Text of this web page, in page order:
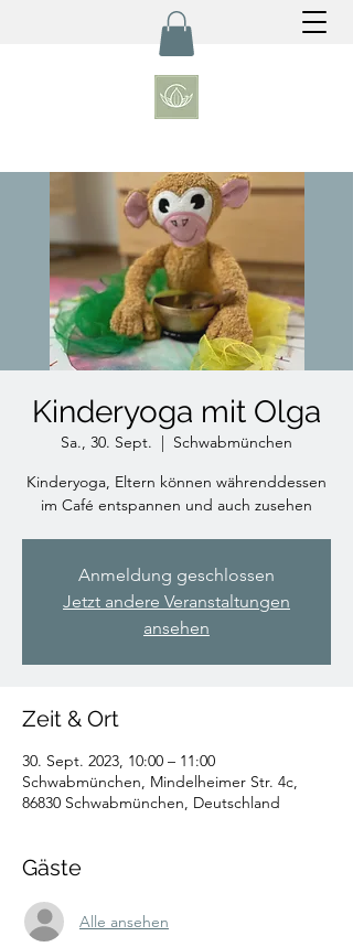
Kinderyoga mit Olga
Sa., 30. Sept.
  |
Schwabmünchen
Kinderyoga, Eltern können währenddessen
im Café entspannen und auch zusehen
Anmeldung geschlossen
Jetzt andere Veranstaltungen
ansehen
Zeit & Ort
30. Sept. 2023, 10:00 – 11:00
Schwabmünchen, Mindelheimer Str. 4c,
86830 Schwabmünchen, Deutschland
Gäste
Alle ansehen